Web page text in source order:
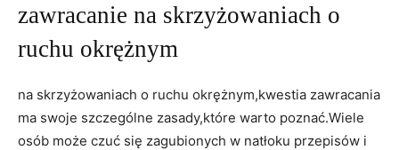
zawracanie na skrzyżowaniach o
ruchu okrężnym
na skrzyżowaniach o ruchu okrężnym,kwestia zawracania
ma swoje szczególne zasady,które warto poznać.Wiele
osób może czuć się zagubionych w natłoku przepisów i